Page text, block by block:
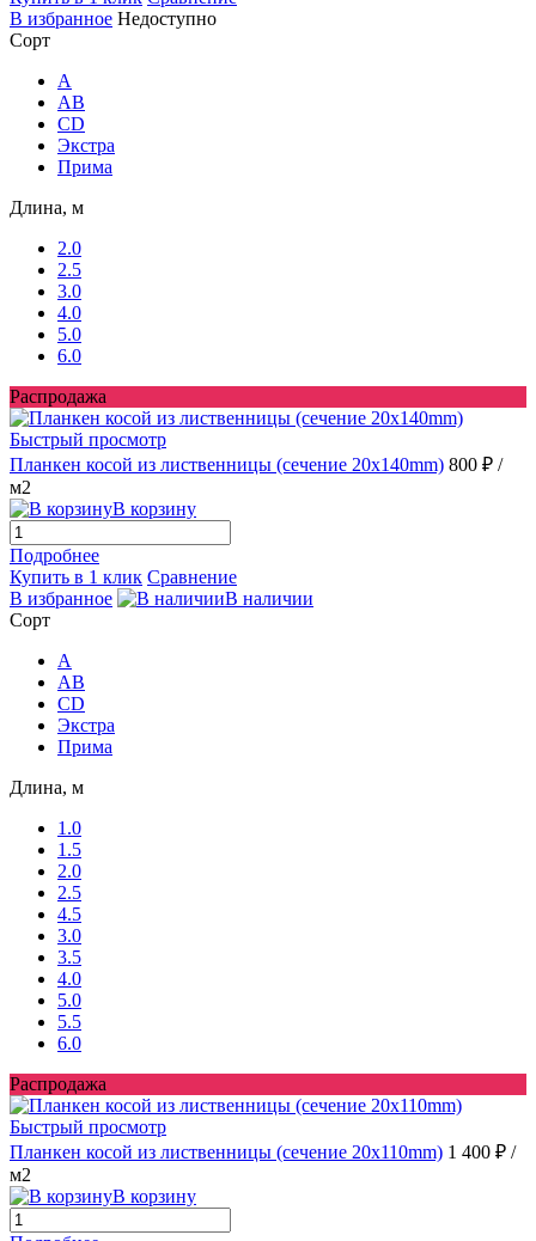
В избранное Недоступно
Сорт
A
AB
CD
Экстра
Прима
Длина, м
2.0
2.5
3.0
4.0
5.0
6.0
Распродажа
Быстрый просмотр
Планкен косой из лиственницы (сечение 20х140mm) 800 ₽ /
м2
В корзину
Подробнее
Купить в 1 клик Сравнение
В избранное
В наличии
Сорт
A
AB
CD
Экстра
Прима
Длина, м
1.0
1.5
2.0
2.5
4.5
3.0
3.5
4.0
5.0
5.5
6.0
Распродажа
Быстрый просмотр
Планкен косой из лиственницы (сечение 20х110mm) 1 400 ₽ /
м2
В корзину